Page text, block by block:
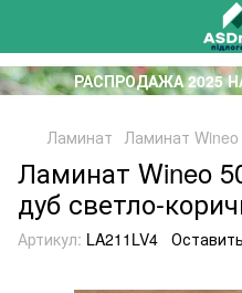
РАСПРОДАЖА 2025
Ламинат Ламинат Wineo
Ламинат Wineo
дуб светло-
Артикул: LA211LV4